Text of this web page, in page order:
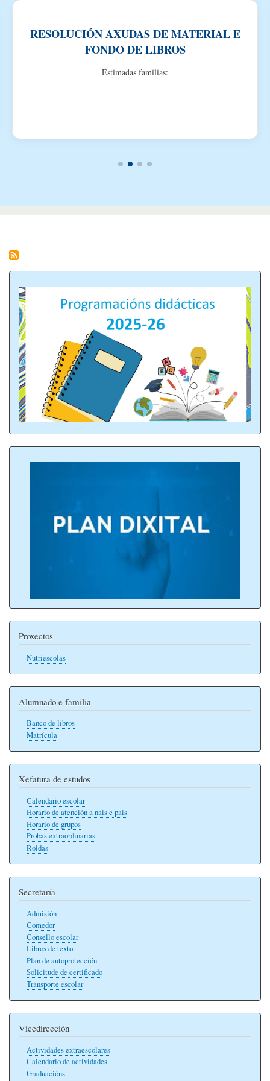
RESOLUCIÓN AXUDAS DE MATERIAL E
FONDO DE LIBROS
Estimadas familias:
Proxectos
Nutriescolas
Alumnado e familia
Banco de libros
Matrícula
Xefatura de estudos
Calendario escolar
Horario de atención a nais e pais
Horario de grupos
Probas extraordinarias
Roldas
Secretaría
Admisión
Comedor
Consello escolar
Libros de texto
Plan de autoprotección
Solicitude de certificado
Transporte escolar
Vicedirección
Actividades extraescolares
Calendario de actividades
Graduacións